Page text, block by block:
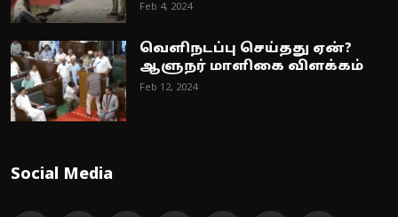
Feb 4, 2024
வெளிநடப்பு செய்தது ஏன்?
ஆளுநர் மாளிகை விளக்கம்
Feb 12, 2024
Social Media